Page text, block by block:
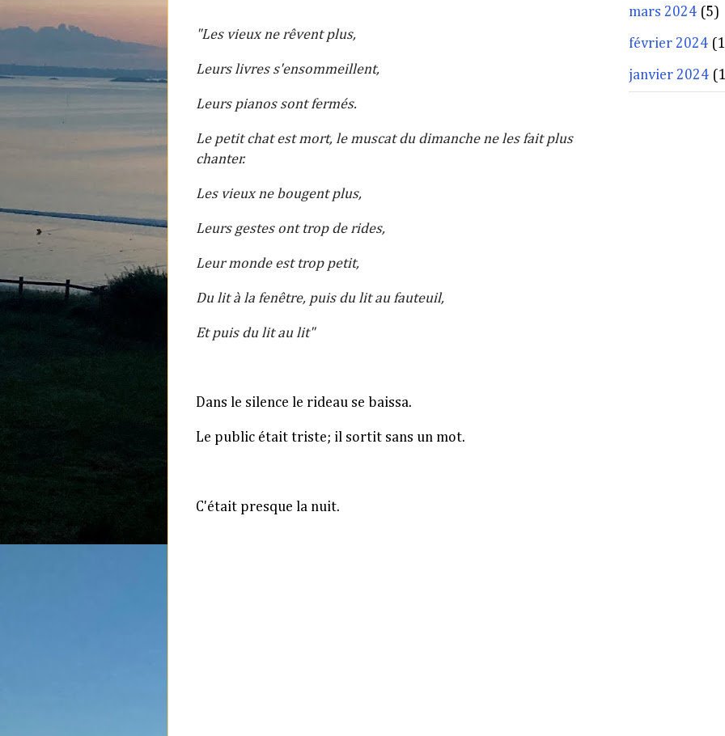
"Les vieux ne rêvent plus,
Leurs livres s'ensommeillent,
Leurs pianos sont fermés.
Le petit chat est mort, le muscat du dimanche ne les fait plus
chanter.
Les vieux ne bougent plus,
Leurs gestes ont trop de rides,
Leur monde est trop petit,
Du lit à la fenêtre, puis du lit au fauteuil,
Et puis du lit au lit"
Dans le silence le rideau se baissa.
Le public était triste; i l sortit sans un mot.
C'était presque la nuit.
mars 2024 (5)
février 2024
janvier 2024